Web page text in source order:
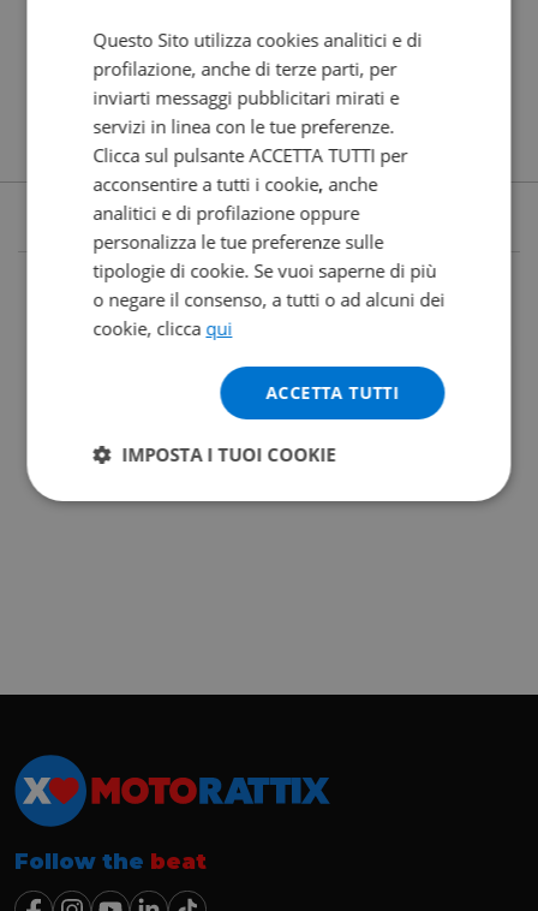
Follow the beat
Questo Sito utilizza cookies analitici e di
profilazione, anche di terze parti, per
inviarti messaggi pubblicitari mirati e
servizi in linea con le tue preferenze.
Clicca sul pulsante ACCETTA TUTTI per
acconsentire a tutti i cookie, anche
analitici e di profilazione oppure
personalizza le tue preferenze sulle
tipologie di cookie. Se vuoi saperne di più
o negare il consenso, a tutti o ad alcuni dei
cookie, clicca qui
ACCETTA TUTTI
IMPOSTA I TUOI COOKIE